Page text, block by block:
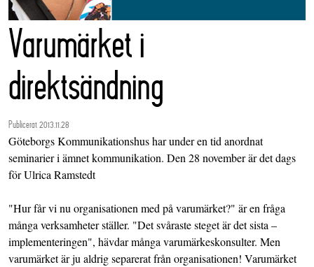
Varumärket i
direktsändning
Publicerat 2013.11.28
Göteborgs Kommunikationshus har under en tid anordnat
seminarier i ämnet kommunikation. Den 28 november är det dags
för Ulrica Ramstedt
"Hur får vi nu organisationen med på varumärket?" är en fråga
många verksamheter ställer. "Det svåraste steget är det sista –
implementeringen", hävdar många varumärkeskonsulter. Men
varumärket är ju aldrig separerat från organisationen! Varumärket